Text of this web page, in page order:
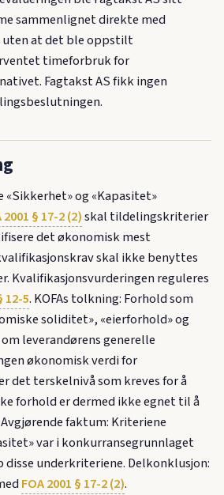
sammenlignet direkte med
at det ble oppstilt
timeforbruk for
Fagtakst AS fikk ingen
og «Kapasitet»
2001 § 17-2 (2)skal tildelingskriterier
det økonomisk mest
skal ikke benyttes
Kvalifikasjonsvurderingen reguleres
12-5. KOFAs tolkning: Forhold som
soliditet», «eierforhold» og
leverandørens generelle
økonomisk verdi for
det terskelnivå som kreves for å
forhold er dermed ikke egnet til å
faktum: Kriteriene
var i konkurransegrunnlaget
underkriteriene. Delkonklusjon:
FOA 2001 § 17-2 (2).